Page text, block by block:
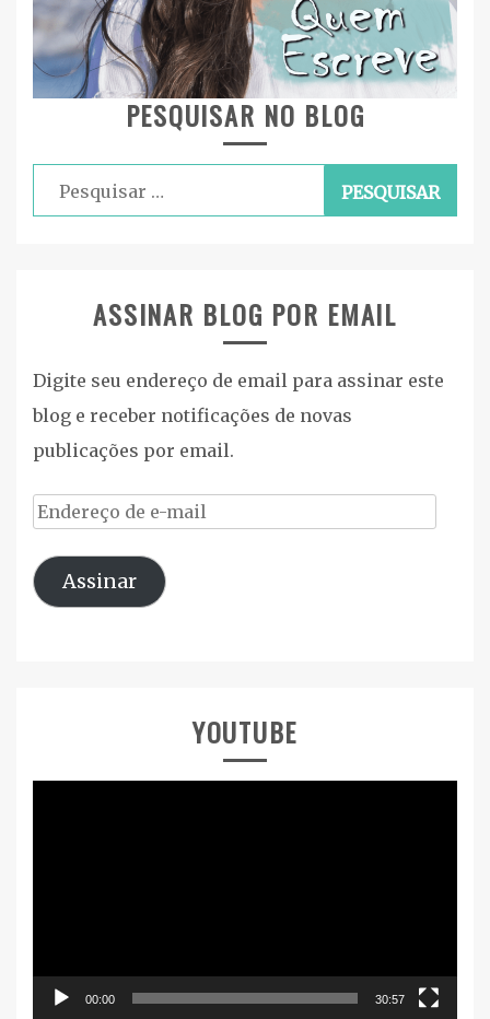
PESQUISAR NO BLOG
Pesquisar
por:
ASSINAR BLOG POR EMAIL
Digite seu endereço de email para assinar este
blog e receber notificações de novas
publicações por email.
Endereço
e-
Assinar
YOUTUBE
00:00 30:57